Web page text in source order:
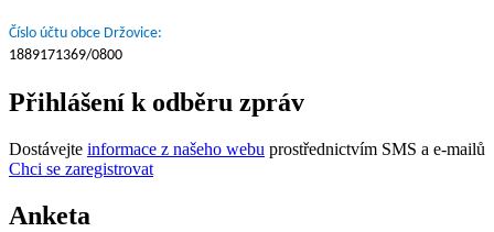
Číslo účtu obce Držovice:
1889171369/0800
Přihlášení k odběru zpráv
Dostávejte informace z našeho webu prostřednictvím SMS a e-mailů
Chci se zaregistrovat
Anketa